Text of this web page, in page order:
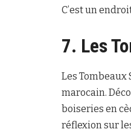
C’est un
7. Les
Les Tombeaux
marocain.
boiseries en
réflexion sur